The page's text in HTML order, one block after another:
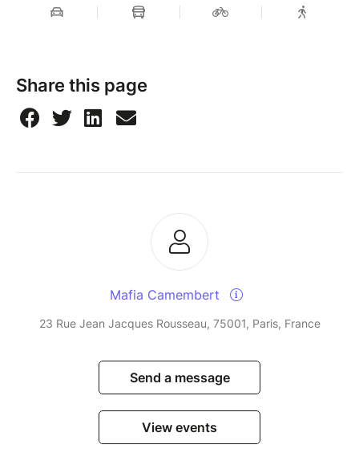
Share this page
Mafia Camembert
23 Rue Jean Jacques Rousseau, 75001, Paris, France
Send a message
View events